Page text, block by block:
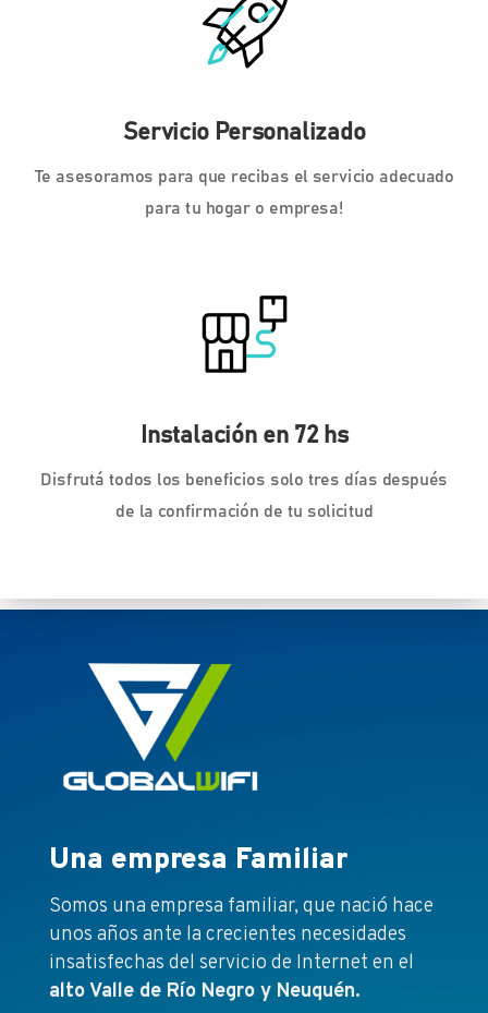
Servicio Personalizado
Te asesoramos para que recibas el servicio adecuado
para tu hogar o empresa!
Instalación en 72 hs
Disfrutá todos los beneficios solo tres días después
de la confirmación de tu solicitud
Una empresa Familiar
Somos una empresa familiar, que nació hace
unos años ante la crecientes necesidades
insatisfechas del servicio de Internet en el
alto Valle de Río Negro y Neuquén.